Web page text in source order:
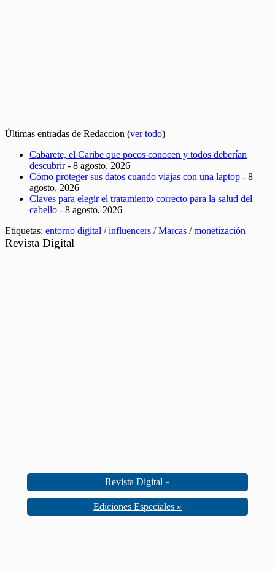
Últimas entradas de Redaccion (ver todo)
Cabarete, el Caribe que pocos conocen y todos deberían
descubrir- 8 agosto, 2026
Cómo proteger sus datos cuando viajas con una laptop - 8
agosto, 2026
Claves para elegir el tratamiento correcto para la salud del
cabello - 8 agosto, 2026
Etiquetas: entorno digital /influencers /Marcas /monetización
Revista Digital
Revista Digital »
Ediciones Especiales »